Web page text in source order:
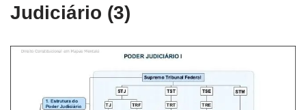
Judiciário (3)